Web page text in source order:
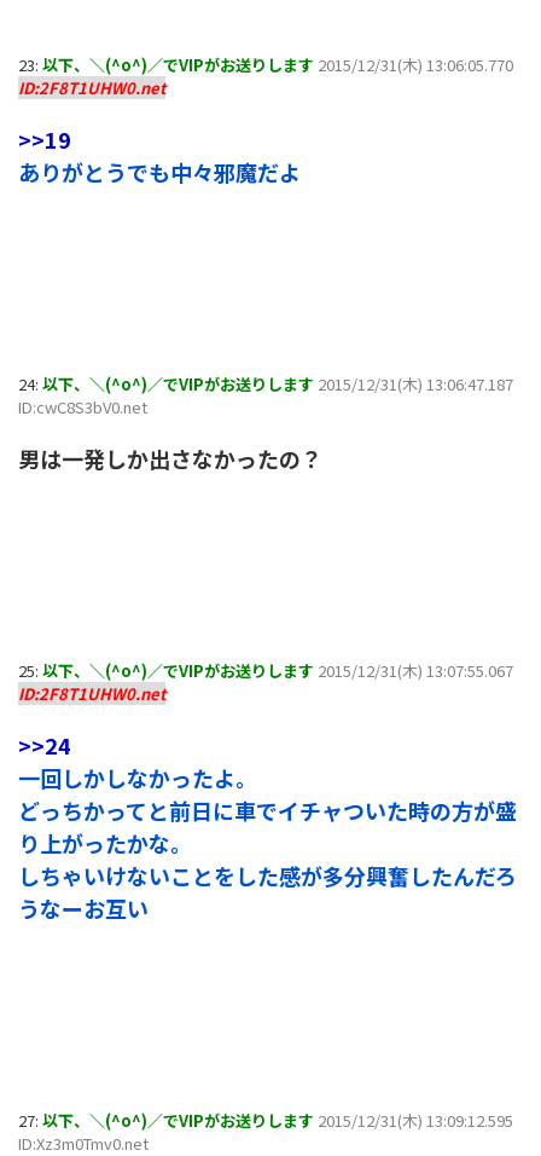
23: 以下、＼(^o^)／でVIPがお送りします 2015/12/31(木) 13:06:05.770
ID:2F8T1UHW0.net
>>19
ありがとうでも中々邪魔だよ
24: 以下、＼(^o^)／でVIPがお送りします 2015/12/31(木) 13:06:47.187
ID:cwC8S3bV0.net
男は一発しか出さなかったの？
25: 以下、＼(^o^)／でVIPがお送りします 2015/12/31(木) 13:07:55.067
ID:2F8T1UHW0.net
>>24
一回しかしなかったよ。
どっちかってと前日に車でイチャついた時の方が盛
り上がったかな。
しちゃいけないことをした感が多分興奮したんだろ
うなーお互い
27: 以下、＼(^o^)／でVIPがお送りします 2015/12/31(木) 13:09:12.595
ID:Xz3m0Tmv0.net